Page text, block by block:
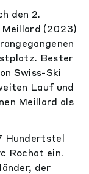
den 2.
(2023)
Bester
Swiss-Ski
Lauf und
Meillard als
Hundertstel
Rochat ein.
der